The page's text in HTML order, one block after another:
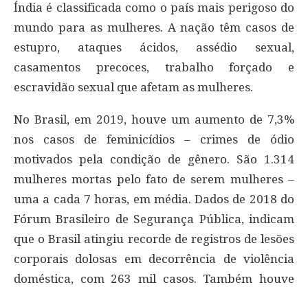
Índia é classificada como o país mais perigoso do
mundo para as mulheres. A nação têm casos de
estupro, ataques ácidos, assédio sexual,
casamentos precoces, trabalho forçado e
escravidão sexual que afetam as mulheres.
No Brasil, em 2019, houve um aumento de 7,3%
nos casos de feminicídios – crimes de ódio
motivados pela condição de gênero. São 1.314
mulheres mortas pelo fato de serem mulheres –
uma a cada 7 horas, em média. Dados de 2018 do
Fórum Brasileiro de Segurança Pública, indicam
que o Brasil atingiu recorde de registros de lesões
corporais dolosas em decorrência de violência
doméstica, com 263 mil casos. Também houve